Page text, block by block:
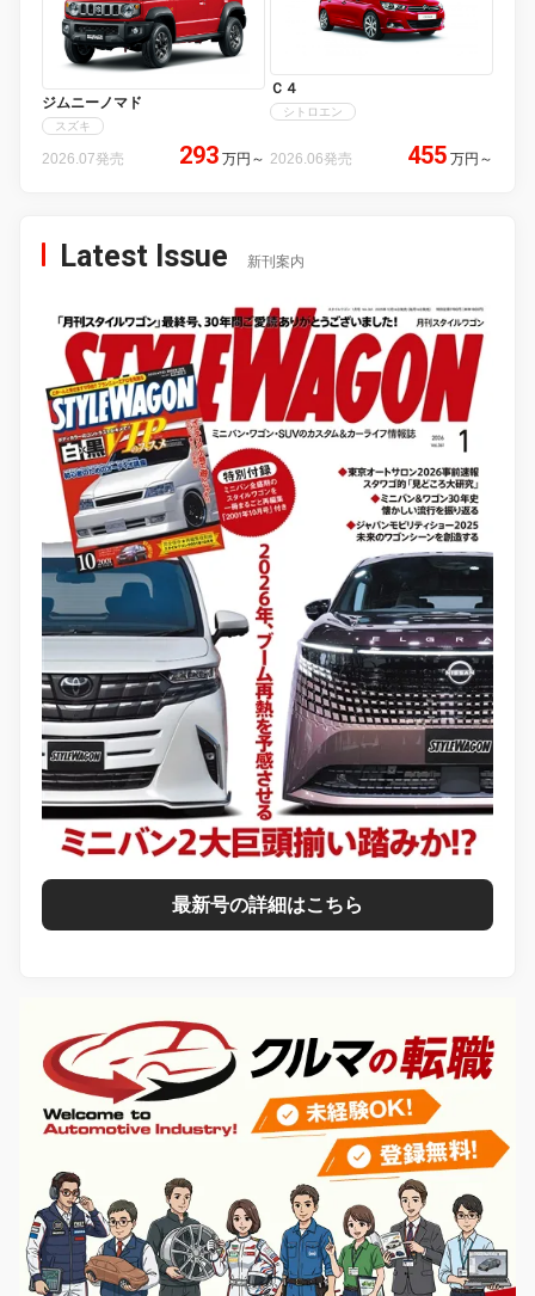
ジムニーノマド
スズキ
2026.07発売 293 万円 ～
Ｃ４
シトロエン
2026.06発売 455 万円 ～
Latest Issue 新刊案内
最新号の詳細はこちら